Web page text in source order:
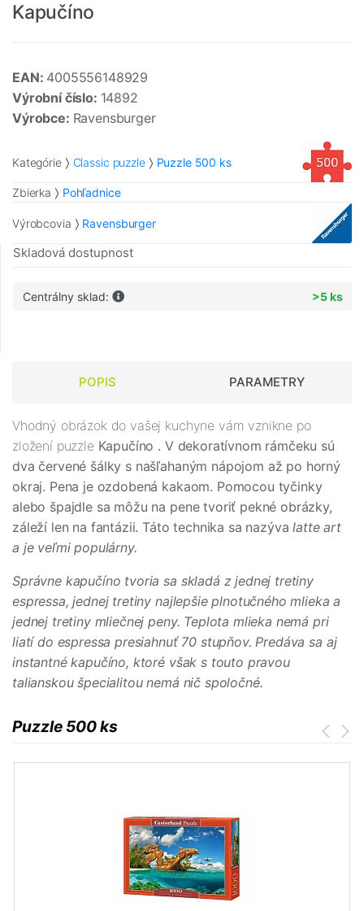
Kapučíno
EAN: 4005556148929
Výrobní číslo: 14892
Výrobce: Ravensburger
Kategórie Classic puzzle Puzzle 500 ks
Zbierka Pohľadnice
Výrobcovia Ravensburger
Skladová dostupnost
Centrálny sklad: >5 ks
POPIS PARAMETRY
Vhodný obrázok do vašej kuchyne vám vznikne po
zložení puzzle Kapučíno . V dekoratívnom rámčeku sú
dva červené šálky s našľahaným nápojom až po horný
okraj. Pena je ozdobená kakaom. Pomocou tyčinky
alebo špajdle sa môžu na pene tvoriť pekné obrázky,
záleží len na fantázii. Táto technika sa nazývalatte art
a je veľmi populárny.
Správne kapučíno tvoria sa skladá z jednej tretiny
espressa, jednej tretiny najlepšie plnotučného mlieka a
jednej tretiny mliečnej peny. Teplota mlieka nemá pri
liatí do espressa presiahnuť 70 stupňov. Predáva sa aj
instantné kapučíno, ktoré však s touto pravou
talianskou špecialitou nemá nič spoločné.
Puzzle 500 ks